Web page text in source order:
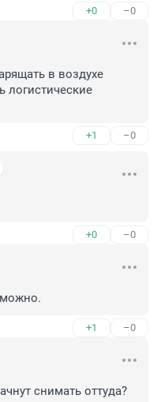
+0 –0
в воздухе
логистические
+1 –0
+0 –0
+1 –0
снимать оттуда?